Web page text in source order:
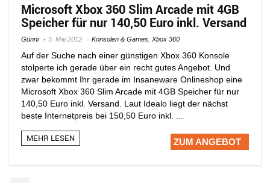
Microsoft Xbox 360 Slim Arcade mit 4GB
Speicher für nur 140,50 Euro inkl. Versand
Günni 5. Mai 2012 Konsolen & Games Xbox 360
Auf der Suche nach einer günstigen Xbox 360 Konsole
stolperte ich gerade über ein recht gutes Angebot. Und
zwar bekommt Ihr gerade im Insaneware Onlineshop eine
Microsoft Xbox 360 Slim Arcade mit 4GB Speicher für nur
140,50 Euro inkl. Versand. Laut Idealo liegt der nächst
beste Internetpreis bei 150,50 Euro inkl. ...
MEHR LESEN ZUM ANGEBOT